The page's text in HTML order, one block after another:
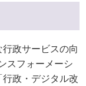
政サービスの向
スフォーメーシ
政・デジタル改